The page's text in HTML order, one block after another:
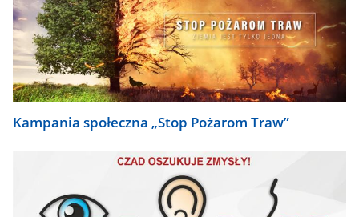
Kampania społeczna „Stop Pożarom Traw”